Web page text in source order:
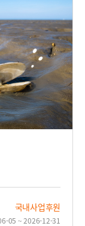
국내사업후원
05 ~ 2026-12-31